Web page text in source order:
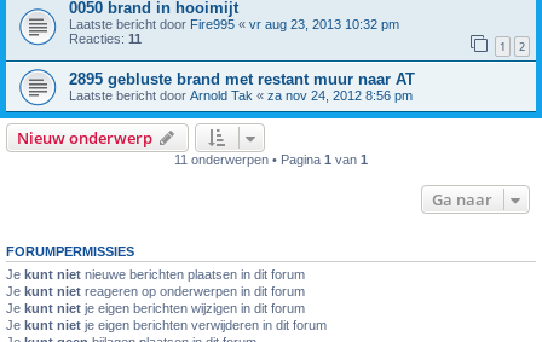
0050 brand in hooimijt
Laatste bericht door Fire995 « vr aug 23, 2013 10:32 pm
Reacties: 11 1 2
2895 gebluste brand met restant muur naar AT
Laatste bericht door Arnold Tak « za nov 24, 2012 8:56 pm
Nieuw onderwerp
11 onderwerpen • Pagina 1 van 1
Ga naar
FORUMPERMISSIES
Je kunt niet nieuwe berichten plaatsen in dit forum
Je kunt niet reageren op onderwerpen in dit forum
Je kunt niet je eigen berichten wijzigen in dit forum
Je kunt niet je eigen berichten verwijderen in dit forum